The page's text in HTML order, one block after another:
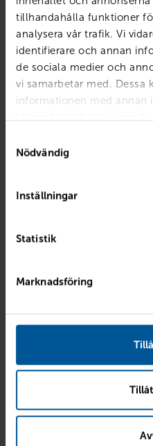
tillhandahålla funktioner
analysera vår trafik. Vi
identifierare och annan
de sociala medier och
vi samarbetar med. Dessa
informationen med annan
tillhandahållit eller som
Nödvändig
Inställningar
Statistik
Marknadsföring
139 800kr